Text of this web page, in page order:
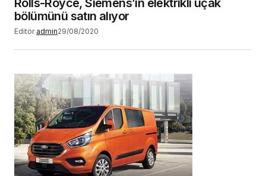
bölümünü satın alıyor
Editör admin29/08/2020